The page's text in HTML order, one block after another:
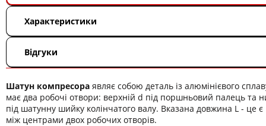
Характеристики
Відгуки
Шатун компресора являє собою деталь із алюмінієвого
має два робочі отвори: верхній d під поршньовий палець та
під шатунну шийку колінчатого валу. Вказана довжина L - це є
між центрами двох робочих отворів.